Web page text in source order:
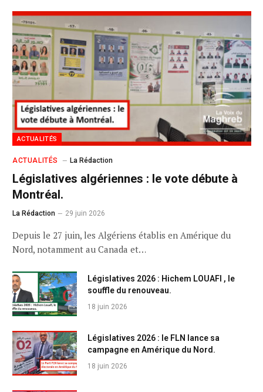
ACTUALITÉS
ACTUALITÉS La Rédaction
Législatives algériennes : le vote débute à
Montréal.
La Rédaction 29 juin 2026
Depuis le 27 juin, les Algériens établis en Amérique du
Nord, notamment au Canada et…
Législatives 2026 : Hichem LOUAFI , le
souffle du renouveau.
18 juin 2026
Législatives 2026 : le FLN lance sa
campagne en Amérique du Nord.
18 juin 2026